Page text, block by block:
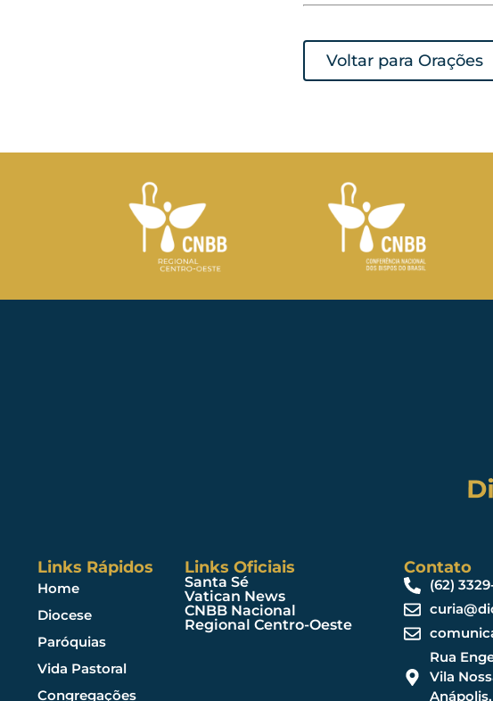
Voltar para Orações
Links Rápidos
Home
Diocese
Paróquias
Vida Pastoral
Congregações
Links Oficiais
Santa Sé
Vatican News
CNBB Nacional
Regional Centro-Oeste
Contato
(62)
Rua
Vila